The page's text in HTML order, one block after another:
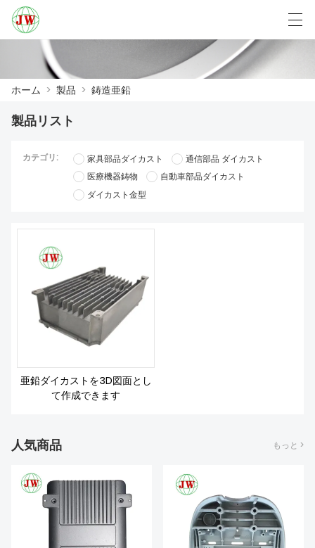
製品
ケース
工場展示
我々に連絡し
私たちについて
العربية Deutsch English
ホーム > 製品 > 鋳造亜鉛
製品リスト
カテゴリ: 家具部品ダイカスト
通信部品 ダイカスト
医療機器鋳物
自動車部品ダイカスト
ダイカスト金型
亜鉛ダイカストを3D図面とし
て作成できます
人気商品 もっと >